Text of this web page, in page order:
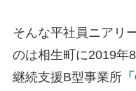
そんな平社員ニアリ
のは相生町に2019年
継続支援B型事業所